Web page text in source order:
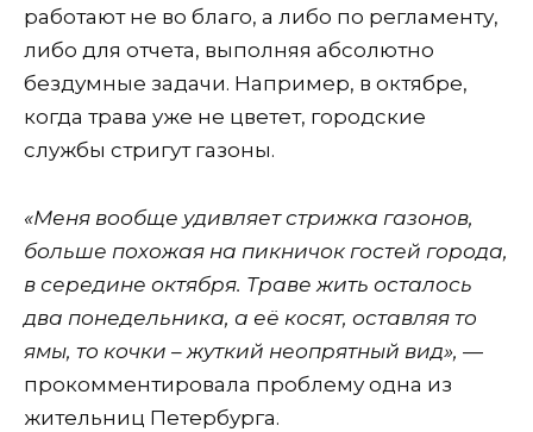
работают не во благо, а либо по регламенту,
либо для отчета, выполняя абсолютно
бездумные задачи. Например, в октябре,
когда трава уже не цветет, городские
службы стригут газоны.
«Меня вообще удивляет стрижка газонов,
больше похожая на пикничок гостей города,
в середине октября. Траве жить осталось
два понедельника, а её косят, оставляя то
ямы, то кочки – жуткий неопрятный вид», —
прокомментировала проблему одна из
жительниц Петербурга.